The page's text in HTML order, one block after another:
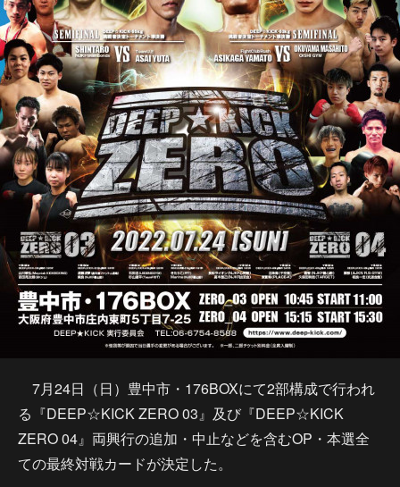
7月24日（日）豊中市・176BOXにて2部構成で行われ
る『DEEP☆KICK ZERO 03』及び『DEEP☆KICK
ZERO 04』両興行の追加・中止などを含むOP・本選全
ての最終対戦カードが決定した。